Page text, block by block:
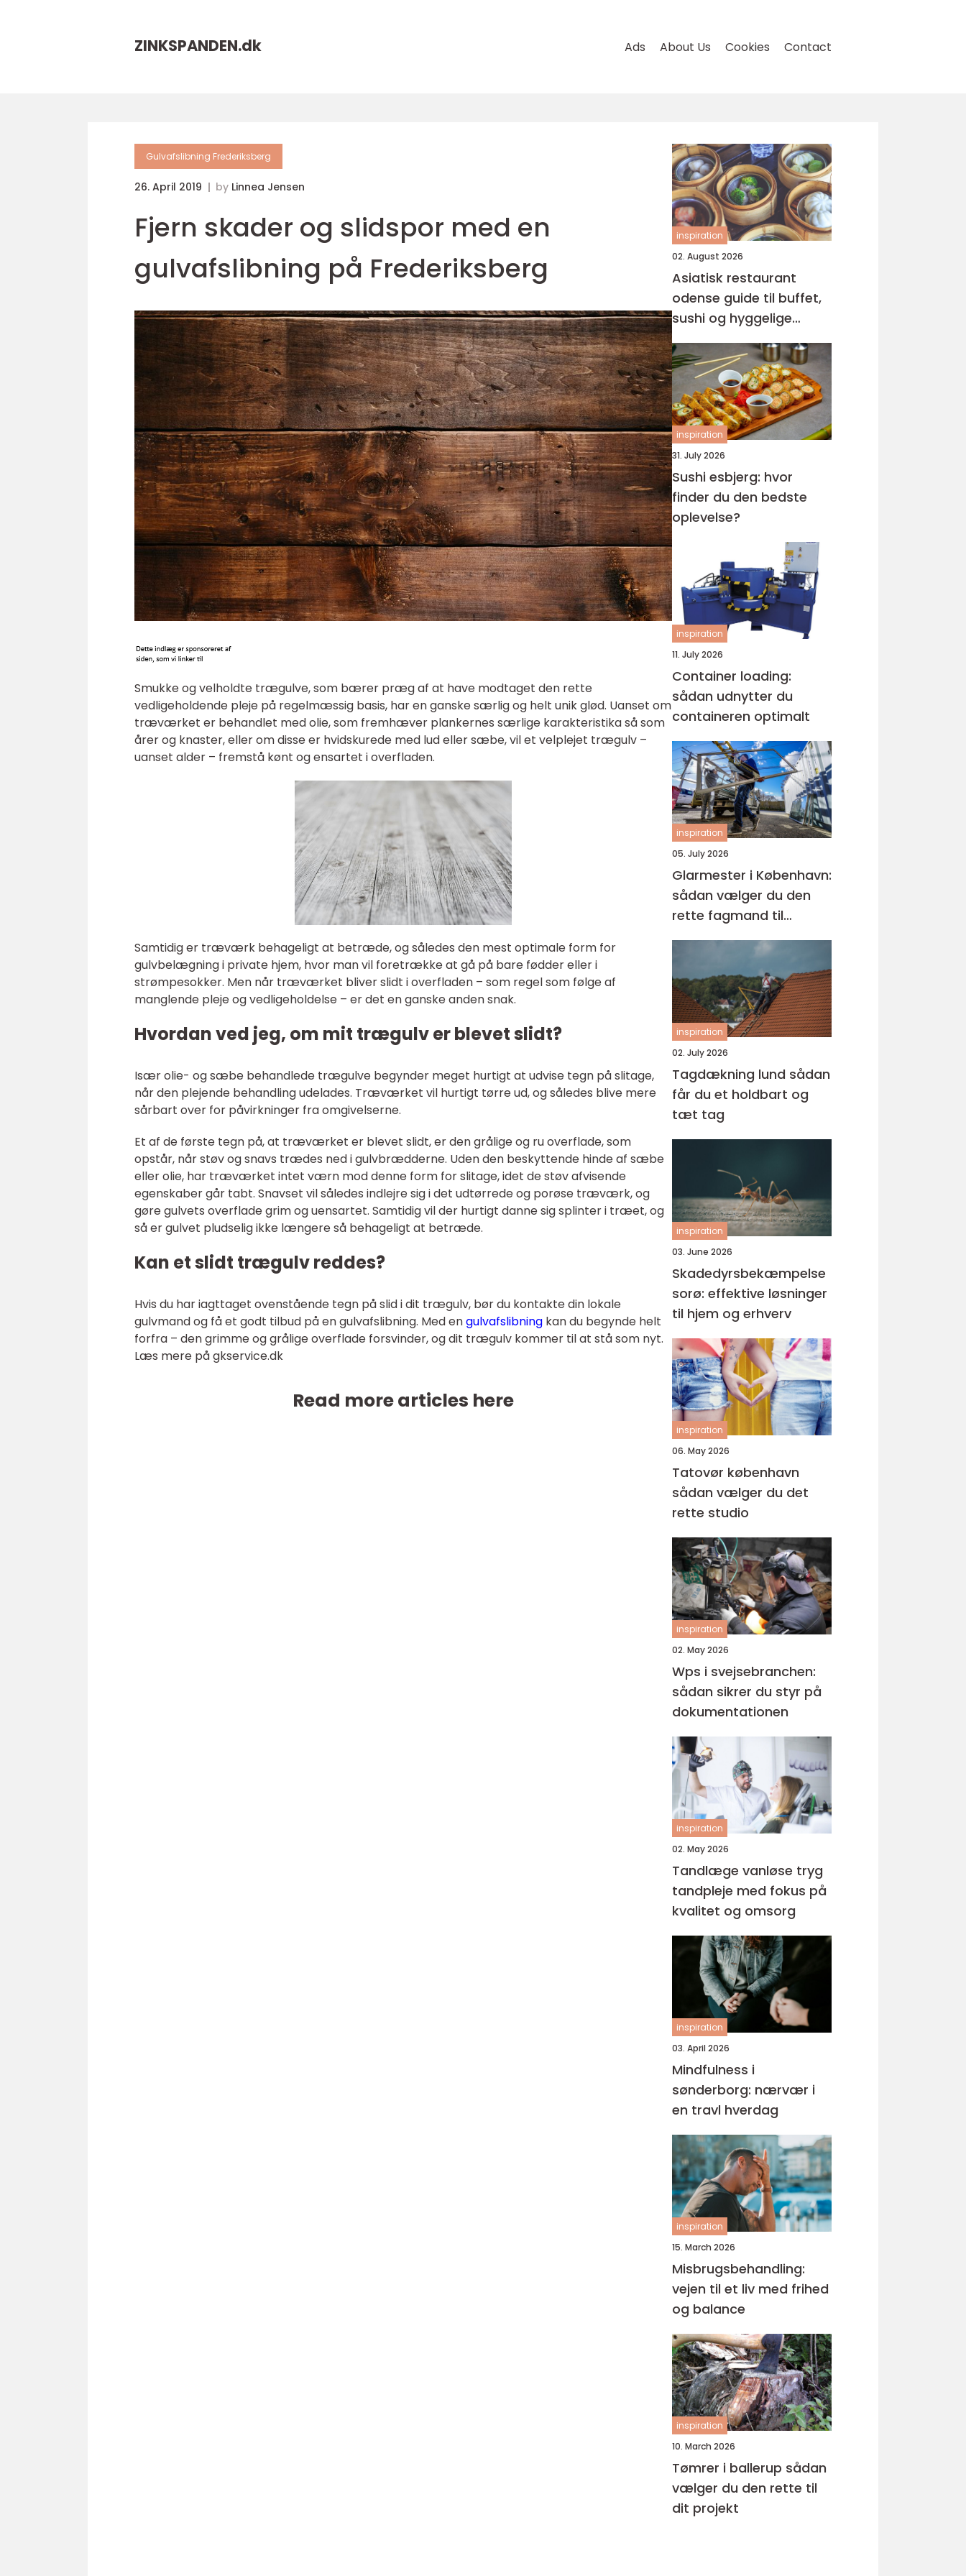
ZINKSPANDEN.dk Ads About Us Cookies Contact
Gulvafslibning Frederiksberg
26. April 2019 by Linnea Jensen
Fjern skader og slidspor med en
gulvafslibning på Frederiksberg
Smukke og velholdte trægulve, som bærer præg af at have modtaget den rette
vedligeholdende pleje på regelmæssig basis, har en ganske særlig og helt unik glød. Uanset om
træværket er behandlet med olie, som fremhæver plankernes særlige karakteristika så som
årer og knaster, eller om disse er hvidskurede med lud eller sæbe, vil et velplejet trægulv –
uanset alder – fremstå kønt og ensartet i overfladen.
Samtidig er træværk behageligt at betræde, og således den mest optimale form for
gulvbelægning i private hjem, hvor man vil foretrække at gå på bare fødder eller i
strømpesokker. Men når træværket bliver slidt i overfladen – som regel som følge af
manglende pleje og vedligeholdelse – er det en ganske anden snak.
Hvordan ved jeg, om mit trægulv er blevet slidt?
Især olie- og sæbe behandlede trægulve begynder meget hurtigt at udvise tegn på slitage,
når den plejende behandling udelades. Træværket vil hurtigt tørre ud, og således blive mere
sårbart over for påvirkninger fra omgivelserne.
Et af de første tegn på, at træværket er blevet slidt, er den grålige og ru overflade, som
opstår, når støv og snavs trædes ned i gulvbrædderne. Uden den beskyttende hinde af sæbe
eller olie, har træværket intet værn mod denne form for slitage, idet de støv afvisende
egenskaber går tabt. Snavset vil således indlejre sig i det udtørrede og porøse træværk, og
gøre gulvets overflade grim og uensartet. Samtidig vil der hurtigt danne sig splinter i træet, og
så er gulvet pludselig ikke længere så behageligt at betræde.
Kan et slidt trægulv reddes?
Hvis du har iagttaget ovenstående tegn på slid i dit trægulv, bør du kontakte din lokale
gulvmand og få et godt tilbud på en gulvafslibning. Med engulvafslibning kan du begynde helt
forfra – den grimme og grålige overflade forsvinder, og dit trægulv kommer til at stå som nyt.
Læs mere på gkservice.dk
Read more articles here
inspiration
02. August 2026
Asiatisk restaurant
odense guide til buffet,
sushi og hyggelige
rammer
inspiration
31. July 2026
Sushi esbjerg: hvor
finder du den bedste
oplevelse?
inspiration
11. July 2026
Container loading:
sådan udnytter du
containeren optimalt
inspiration
05. July 2026
Glarmester i København:
sådan vælger du den
rette fagmand til
glasopgaver
inspiration
02. July 2026
Tagdækning lund sådan
får du et holdbart og
tæt tag
inspiration
03. June 2026
Skadedyrsbekæmpelse
sorø: effektive løsninger
til hjem og erhverv
inspiration
06. May 2026
Tatovør københavn
sådan vælger du det
rette studio
inspiration
02. May 2026
Wps i svejsebranchen:
sådan sikrer du styr på
dokumentationen
inspiration
02. May 2026
Tandlæge vanløse tryg
tandpleje med fokus på
kvalitet og omsorg
inspiration
03. April 2026
Mindfulness i
sønderborg: nærvær i
en travl hverdag
inspiration
15. March 2026
Misbrugsbehandling:
vejen til et liv med frihed
og balance
inspiration
10. March 2026
Tømrer i ballerup sådan
vælger du den rette til
dit projekt